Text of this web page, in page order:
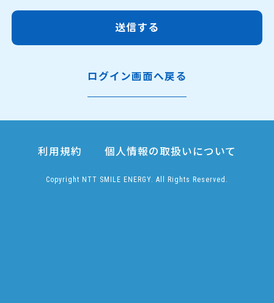
送信する
ログイン画面へ戻る
利用規約 個人情報の取扱いについて
Copyright NTT SMILE ENERGY. All Rights Reserved.